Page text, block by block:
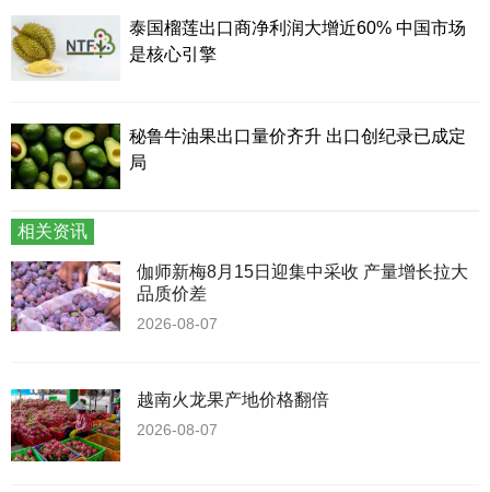
泰国榴莲出口商净利润大增近60% 中国市场
是核心引擎
秘鲁牛油果出口量价齐升 出口创纪录已成定
局
相关资讯
伽师新梅8月15日迎集中采收 产量增长拉大
品质价差
2026-08-07
越南火龙果产地价格翻倍
2026-08-07